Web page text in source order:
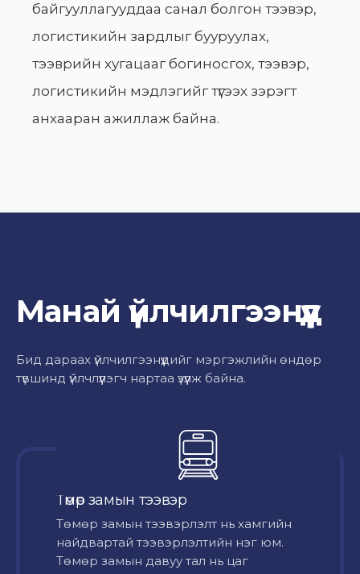
байгууллагууддаа санал болгон тээвэр,
логистикийн зардлыг бууруулах,
тээврийн хугацааг богиносгох, тээвэр,
логистикийн мэдлэгийг түгээх зэрэгт
анхааран ажиллаж байна.
Манай үйлчилгээнүүд
Бид дараах үйлчилгээнүүдийг мэргэжлийн өндөр
түвшинд үйлчлүүлэгч нартаа үзүүлж байна.
Төмөр замын тээвэр
Төмөр замын тээвэрлэлт нь хамгийн
найдвартай тээвэрлэлтийн нэг юм.
Төмөр замын давуу тал нь цаг